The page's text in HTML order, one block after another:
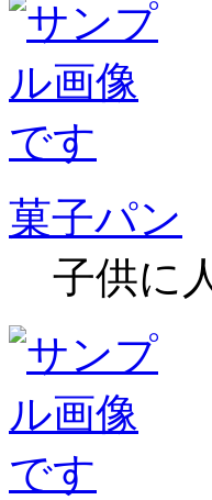
菓子パン
子供に